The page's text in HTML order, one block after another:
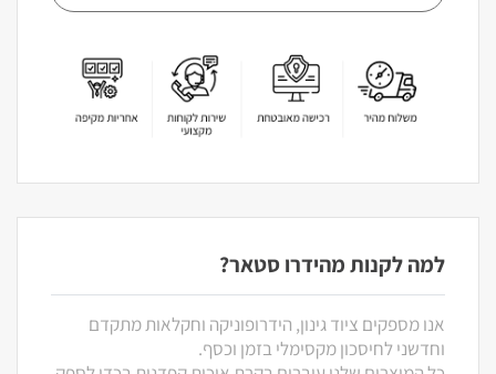
למה לקנות מהידרו סטאר?
אנו מספקים ציוד גינון, הידרופוניקה וחקלאות מתקדם
וחדשני לחיסכון מקסימלי בזמן וכסף.